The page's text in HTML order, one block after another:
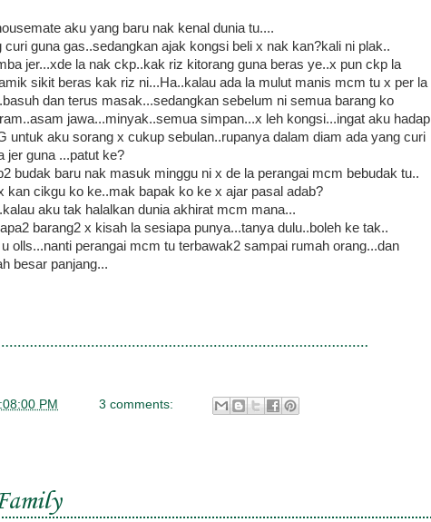
aku yang baru nak kenal dunia tu....
guna gas..sedangkan ajak kongsi beli x nak kan?kali ni plak..
jer...xde la nak ckp..kak riz kitorang guna beras ye..x pun ckp la
sikit beras kak riz ni...Ha..kalau ada la mulut manis mcm tu x per la
dan terus masak...sedangkan sebelum ni semua barang ko
jawa...minyak..semua simpan...x leh kongsi...ingat aku hadap
untuk aku sorang x cukup sebulan..rupanya dalam diam ada yang curi
jer guna ...patut ke?
budak baru nak masuk minggu ni x de la perangai mcm bebudak tu..
kan cikgu ko ke..mak bapak ko ke x ajar pasal adab?
aku tak halalkan dunia akhirat mcm mana...
barang2 x kisah la sesiapa punya...tanya dulu..boleh ke tak..
olls...nanti perangai mcm tu terbawak2 sampai rumah orang...dan
besar panjang...
PM
3 comments: